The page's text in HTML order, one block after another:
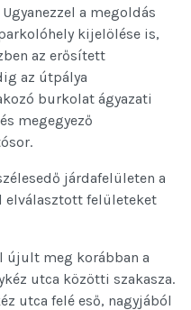
a megoldás
kijelölése is,
az erősített
az útpálya
burkolat ágyazati
megegyező
járdafelületen a
elválasztott felületeket
újult meg korábban a
utca közötti szakasza.
utca felé eső, nagyjából